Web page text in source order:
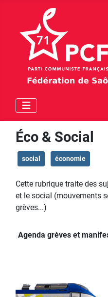
Éco & Social
social économie
Cette rubrique traite des
et le social (mouvements
grèves...)
Agenda grèves et